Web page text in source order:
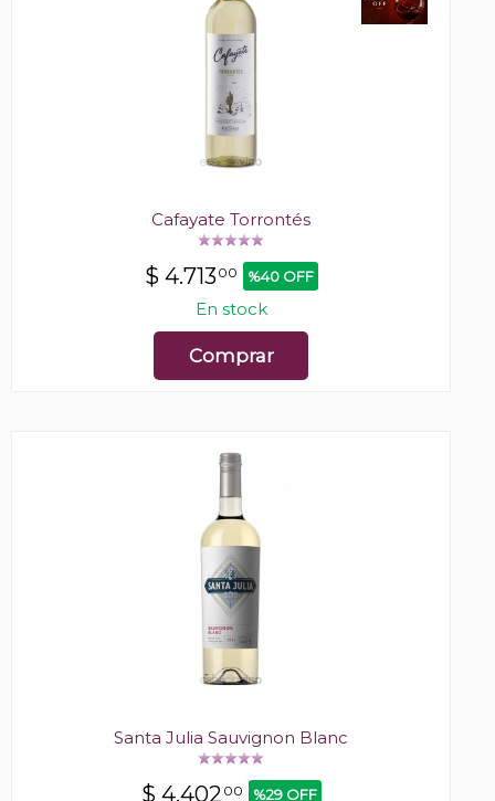
Cafayate Torrontés
$ 4.713 00 %40 OFF
En stock
Comprar
Santa Julia Sauvignon Blanc
$ 4.402 00 %29 OFF